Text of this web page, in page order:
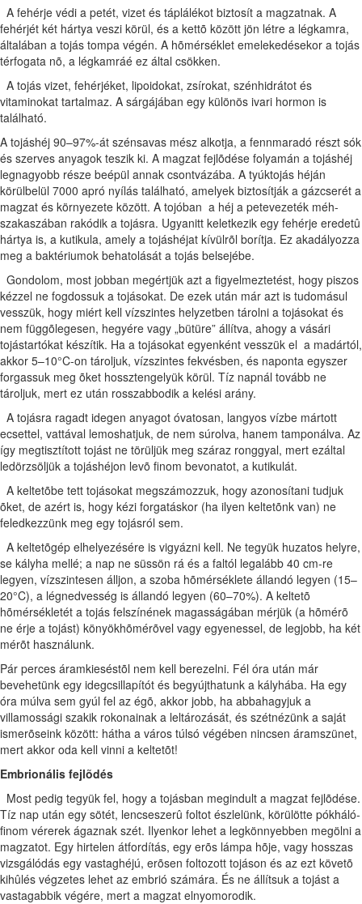
A fehérje védi a petét, vizet és táplálékot biztosít a magzatnak. A
fehérjét két hártya veszi körül, és a kettõ között jön létre a légkamra,
általában a tojás tompa végén. A hõmérséklet emelekedésekor a tojás
térfogata nõ, a légkamráé ez által csökken.
A tojás vizet, fehérjéket, lipoidokat, zsírokat, szénhidrátot és
vitaminokat tartalmaz. A sárgájában egy különös ivari hormon is
található.
A tojáshéj 90–97%-át szénsavas mész alkotja, a fennmaradó részt sók
és szerves anyagok teszik ki. A magzat fejlõdése folyamán a tojáshéj
legnagyobb része beépül annak csontvázába. A tyúktojás héján
körülbelül 7000 apró nyílás található, amelyek biztosítják a gázcserét a
magzat és környezete között. A tojóban a héj a petevezeték méh-
szakaszában rakódik a tojásra. Ugyanitt keletkezik egy fehérje eredetû
hártya is, a kutikula, amely a tojáshéjat kívülrõl borítja. Ez akadályozza
meg a baktériumok behatolását a tojás belsejébe.
Gondolom, most jobban megértjük azt a figyelmeztetést, hogy piszos
kézzel ne fogdossuk a tojásokat. De ezek után már azt is tudomásul
vesszük, hogy miért kell vízszintes helyzetben tárolni a tojásokat és
nem függõlegesen, hegyére vagy „bütüre” állítva, ahogy a vásári
tojástartókat készítik. Ha a tojásokat egyenként vesszük el a madártól,
akkor 5–10°C-on tároljuk, vízszintes fekvésben, és naponta egyszer
forgassuk meg õket hossztengelyük körül. Tíz napnál tovább ne
tároljuk, mert ez után rosszabbodik a kelési arány.
A tojásra ragadt idegen anyagot óvatosan, langyos vízbe mártott
ecsettel, vattával lemoshatjuk, de nem súrolva, hanem tamponálva. Az
így megtisztított tojást ne törüljük meg száraz ronggyal, mert ezáltal
ledörzsöljük a tojáshéjon levõ finom bevonatot, a kutikulát.
A keltetõbe tett tojásokat megszámozzuk, hogy azonosítani tudjuk
õket, de azért is, hogy kézi forgatáskor (ha ilyen keltetõnk van) ne
feledkezzünk meg egy tojásról sem.
A keltetõgép elhelyezésére is vigyázni kell. Ne tegyük huzatos helyre,
se kályha mellé; a nap ne süssön rá és a faltól legalább 40 cm-re
legyen, vízszintesen álljon, a szoba hõmérséklete állandó legyen (15–
20°C), a légnedvesség is állandó legyen (60–70%). A keltetõ
hõmérsékletét a tojás felszínének magasságában mérjük (a hõmérõ
ne érje a tojást) könyökhõmérõvel vagy egyenessel, de legjobb, ha két
mérõt használunk.
Pár perces áramkieséstõl nem kell berezelni. Fél óra után már
bevehetünk egy idegcsillapítót és begyújthatunk a kályhába. Ha egy
óra múlva sem gyúl fel az égõ, akkor jobb, ha abbahagyjuk a
villamossági szakik rokonainak a leltározását, és szétnézünk a saját
ismerõseink között: hátha a város túlsó végében nincsen áramszünet,
mert akkor oda kell vinni a keltetõt!
Embrionális fejlõdés
Most pedig tegyük fel, hogy a tojásban megindult a magzat fejlõdése.
Tíz nap után egy sötét, lencseszerû foltot észlelünk, körülötte pókháló-
finom vérerek ágaznak szét. Ilyenkor lehet a legkönnyebben megölni a
magzatot. Egy hirtelen átfordítás, egy erõs lámpa hõje, vagy hosszas
vizsgálódás egy vastaghéjú, erõsen foltozott tojáson és az ezt követõ
kihûlés végzetes lehet az embrió számára. És ne állítsuk a tojást a
vastagabbik végére, mert a magzat elnyomorodik.